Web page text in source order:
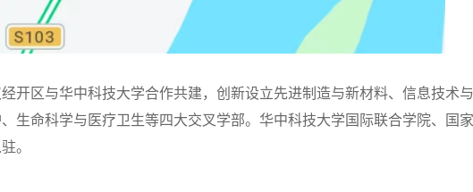
区与华中科技大学合作共建，创新设立先进制造与新材料、信息技术与
生命科学与医疗卫生等四大交叉学部。华中科技大学国际联合学院、国家
。